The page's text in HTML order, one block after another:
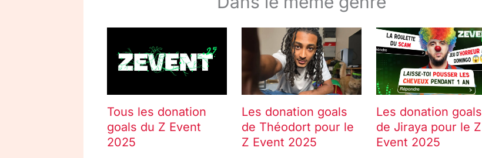
Tous les donation
goals du Z Event
2025
Les donation goals
de Théodort pour le
Z Event 2025
Les donation goals
de Jiraya pour le Z
Event 2025